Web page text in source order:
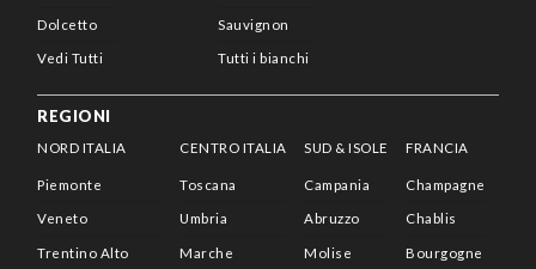
Dolcetto
Vedi Tutti
Sauvignon
Tutti i bianchi
REGIONI
NORD ITALIA
Piemonte
Veneto
Trentino Alto
CENTRO ITALIA
Toscana
Umbria
Marche
SUD & ISOLE
Campania
Abruzzo
Molise
FRANCIA
Champagne
Chablis
Bourgogne